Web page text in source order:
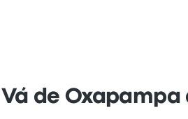
Vá de Oxapampa